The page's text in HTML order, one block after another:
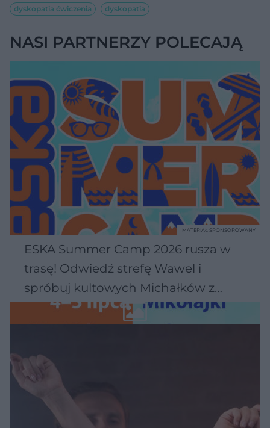
dyskopatia ćwiczenia dyskopatia
NASI PARTNERZY POLECAJĄ
ESKA Summer Camp 2026 rusza w
trasę! Odwiedź strefę Wawel i
spróbuj kultowych Michałków z
Wawelu
MATERIAŁ SPONSOROWANY